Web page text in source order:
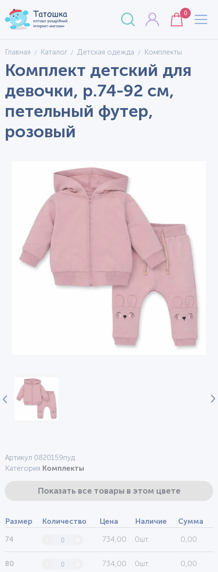
0
Главная Каталог Детская одежда Комплекты
Комплект детский для
девочки, р.74-92 см,
петельный футер,
розовый
Артикул 0820159пуд
Категория Комплекты
Показать все товары в этом цвете
Размер Количество Цена Наличие Сумма
74 734,00 0шт. 0,00
80 734,00 0шт. 0,00